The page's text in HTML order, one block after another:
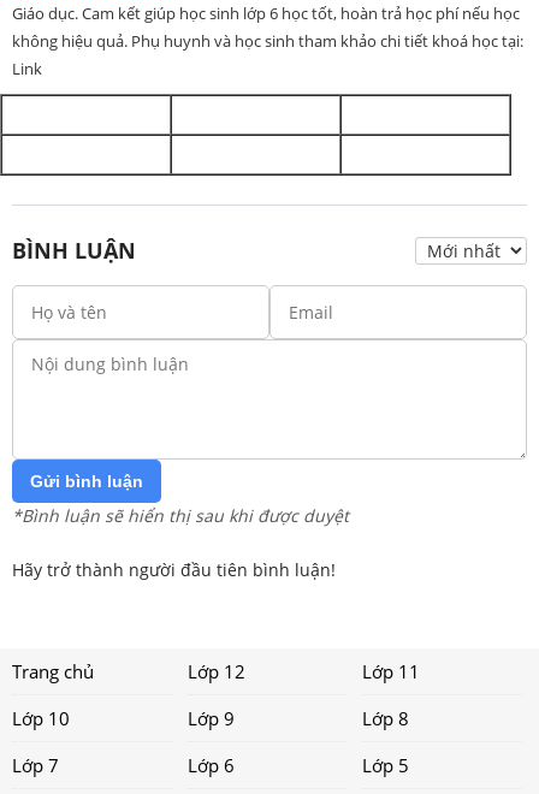
Giáo dục. Cam kết giúp học sinh lớp 6 học tốt, hoàn trả học phí nếu học
không hiệu quả. Phụ huynh và học sinh tham khảo chi tiết khoá học tại:
Link
BÌNH LUẬN
Gửi bình luận
*Bình luận sẽ hiển thị sau khi được duyệt
Hãy trở thành người đầu tiên bình luận!
Trang chủ Lớp 12
Lớp 11
Lớp 10
Lớp 9
Lớp 8
Lớp 7
Lớp 6
Lớp 5